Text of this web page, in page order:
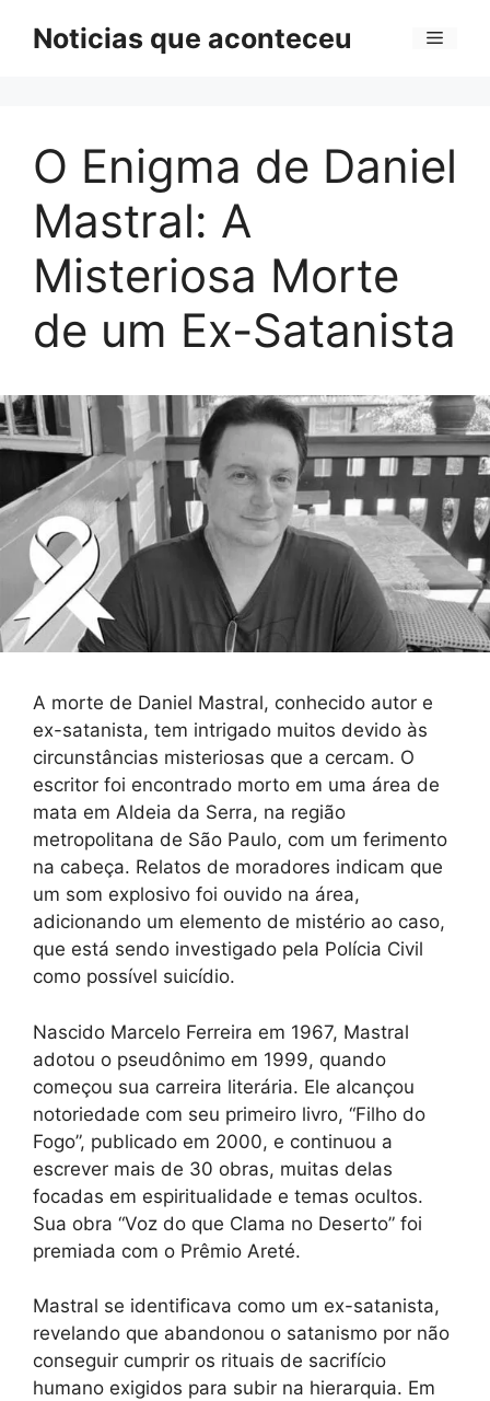
Noticias que aconteceu Menu
O Enigma de Daniel
Mastral: A
Misteriosa Morte
de um Ex-Satanista
A morte de Daniel Mastral, conhecido autor e
ex-satanista, tem intrigado muitos devido às
circunstâncias misteriosas que a cercam. O
escritor foi encontrado morto em uma área de
mata em Aldeia da Serra, na região
metropolitana de São Paulo, com um ferimento
na cabeça. Relatos de moradores indicam que
um som explosivo foi ouvido na área,
adicionando um elemento de mistério ao caso,
que está sendo investigado pela Polícia Civil
como possível suicídio.
Nascido Marcelo Ferreira em 1967, Mastral
adotou o pseudônimo em 1999, quando
começou sua carreira literária. Ele alcançou
notoriedade com seu primeiro livro, “Filho do
Fogo”, publicado em 2000, e continuou a
escrever mais de 30 obras, muitas delas
focadas em espiritualidade e temas ocultos.
Sua obra “Voz do que Clama no Deserto” foi
premiada com o Prêmio Areté.
Mastral se identificava como um ex-satanista,
revelando que abandonou o satanismo por não
conseguir cumprir os rituais de sacrifício
humano exigidos para subir na hierarquia. Em